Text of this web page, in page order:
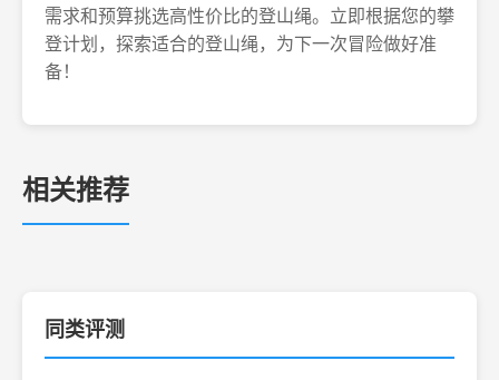
需求和预算挑选高性价比的登山绳。立即根据您的攀
登计划，探索适合的登山绳，为下一次冒险做好准
备！
相关推荐
同类评测